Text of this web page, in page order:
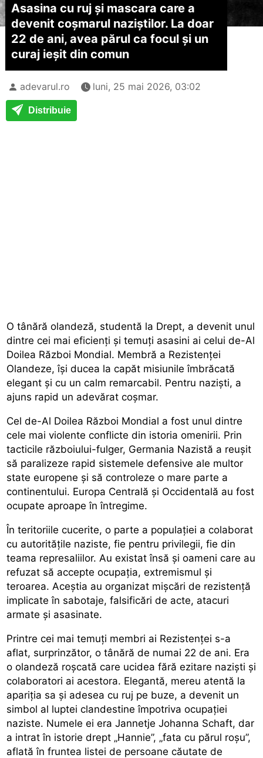
Asasina cu ruj și mascara care a
devenit coșmarul naziștilor. La doar
22 de ani, avea părul ca focul și un
curaj ieșit din comun
adevarul.ro luni, 25 mai 2026, 03:02
Distribuie
O tânără olandeză, studentă la Drept, a devenit unul
dintre cei mai eficienți și temuți asasini ai celui de-Al
Doilea Război Mondial. Membră a Rezistenței
Olandeze, își ducea la capăt misiunile îmbrăcată
elegant și cu un calm remarcabil. Pentru naziști, a
ajuns rapid un adevărat coșmar.
Cel de-Al Doilea Război Mondial a fost unul dintre
cele mai violente conflicte din istoria omenirii. Prin
tacticile războiului-fulger, Germania Nazistă a reușit
să paralizeze rapid sistemele defensive ale multor
state europene și să controleze o mare parte a
continentului. Europa Centrală și Occidentală au fost
ocupate aproape în întregime.
În teritoriile cucerite, o parte a populației a colaborat
cu autoritățile naziste, fie pentru privilegii, fie din
teama represaliilor. Au existat însă și oameni care au
refuzat să accepte ocupația, extremismul și
teroarea. Aceștia au organizat mișcări de rezistență
implicate în sabotaje, falsificări de acte, atacuri
armate și asasinate.
Printre cei mai temuți membri ai Rezistenței s-a
aflat, surprinzător, o tânără de numai 22 de ani. Era
o olandeză roșcată care ucidea fără ezitare naziști și
colaboratori ai acestora. Elegantă, mereu atentă la
apariția sa și adesea cu ruj pe buze, a devenit un
simbol al luptei clandestine împotriva ocupației
naziste. Numele ei era Jannetje Johanna Schaft, dar
a intrat în istorie drept „Hannie”, „fata cu părul roșu”,
aflată în fruntea listei de persoane căutate de